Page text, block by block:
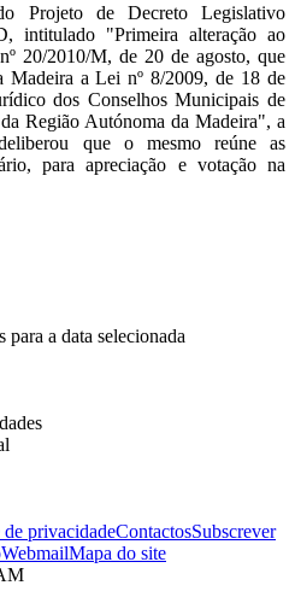
Projeto de Decreto Legislativo
intitulado "Primeira alteração ao
20/2010/M, de 20 de agosto, que
Madeira a Lei nº 8/2009, de 18 de
dos Conselhos Municipais de
Região Autónoma da Madeira", a
que o mesmo reúne as
para apreciação e votação na
a data selecionada
de privacidadeContactosSubscrever
WebmailMapa do site